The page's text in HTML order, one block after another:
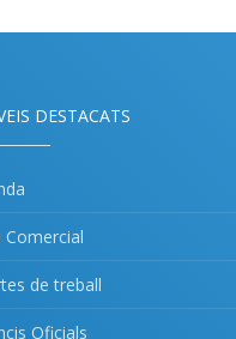
DESTACATS
Comercial
de treball
Oficials